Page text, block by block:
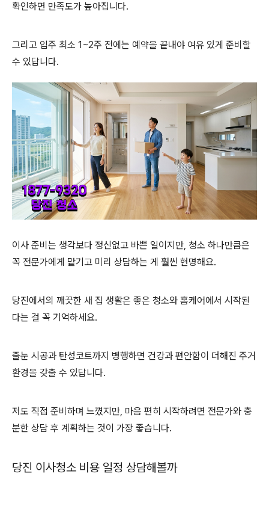
확인하면 만족도가 높아집니다.
그리고 입주 최소 1~2주 전에는 예약을 끝내야 여유 있게 준비할
수 있답니다.
이사 준비는 생각보다 정신없고 바쁜 일이지만, 청소 하나만큼은
꼭 전문가에게 맡기고 미리 상담하는 게 훨씬 현명해요.
당진에서의 깨끗한 새 집 생활은 좋은 청소와 홈케어에서 시작된
다는 걸 꼭 기억하세요.
줄눈 시공과 탄성코트까지 병행하면 건강과 편안함이 더해진 주거
환경을 갖출 수 있답니다.
저도 직접 준비하며 느꼈지만, 마음 편히 시작하려면 전문가와 충
분한 상담 후 계획하는 것이 가장 좋습니다.
당진 이사청소 비용 일정 상담해볼까